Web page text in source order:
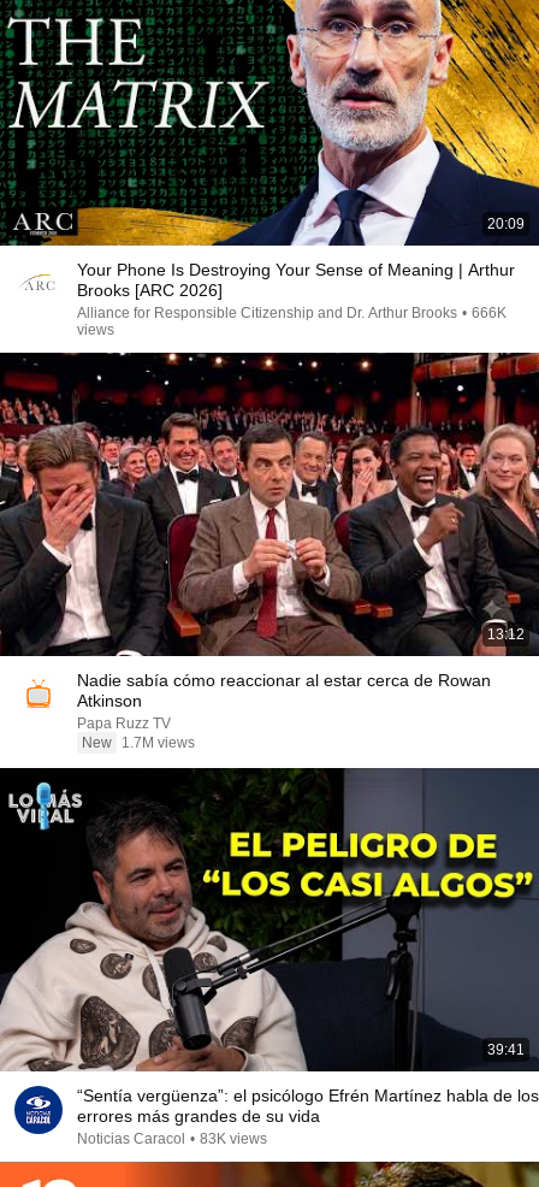
20:09
Your Phone Is Destroying Your Sense of Meaning | Arthur
Brooks [ARC 2026]
Alliance for Responsible Citizenship and Dr. Arthur Brooks • 666K
views
13:12
Nadie sabía cómo reaccionar al estar cerca de Rowan
Atkinson
Papa Ruzz TV
New
1.7M views
39:41
“Sentía vergüenza”: el psicólogo Efrén Martínez habla de los
errores más grandes de su vida
Noticias Caracol • 83K views